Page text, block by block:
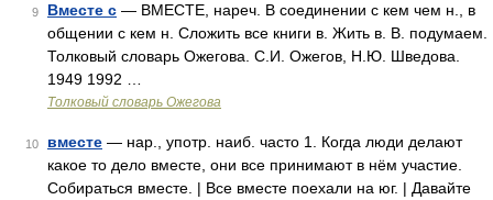
9 Вместе с — ВМЕСТЕ, нареч. В соединении с кем чем н., в
общении с кем н. Сложить все книги в. Жить в. В. подумаем.
Толковый словарь Ожегова. С.И. Ожегов, Н.Ю. Шведова.
1949 1992 …
Толковый словарь Ожегова
10 вместе — нар., употр. наиб. часто 1. Когда люди делают
какое то дело вместе, они все принимают в нём участие.
Собираться вместе. | Все вместе поехали на юг. | Давайте